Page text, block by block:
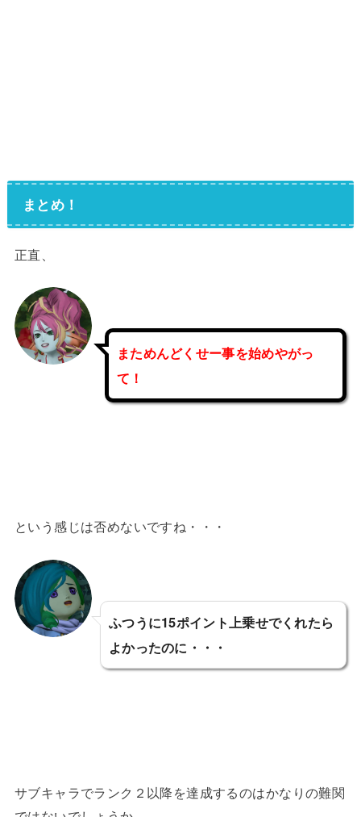
まとめ！
正直、
まためんどくせー事を始めやがっ
て！
という感じは否めないですね・・・
ふつうに15ポイント上乗せでくれたら
よかったのに・・・
サブキャラでランク２以降を達成するのはかなりの難関